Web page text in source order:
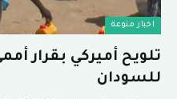
اخبار منوعة
تلويح أميركي بقرار
للسودان